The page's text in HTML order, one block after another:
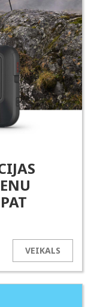
VEIKALS